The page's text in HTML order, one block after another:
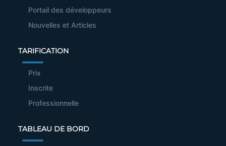
Portail des développeurs
Nouvelles et Articles
TARIFICATION
Prix
Inscrite
Professionnelle
TABLEAU DE BORD